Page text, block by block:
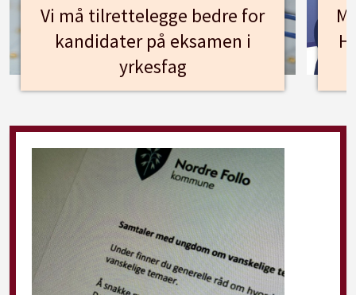
Vi må tilrettelegge bedre for
kandidater på eksamen i
yrkesfag